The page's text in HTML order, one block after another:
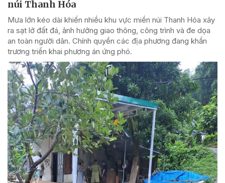
núi Thanh Hóa
Mưa lớn kéo dài khiến nhiều khu vực miền núi Thanh Hóa xảy
ra sạt lở đất đá, ảnh hưởng giao thông, công trình và đe dọa
an toàn người dân. Chính quyền các địa phương đang khẩn
trương triển khai phương án ứng phó.